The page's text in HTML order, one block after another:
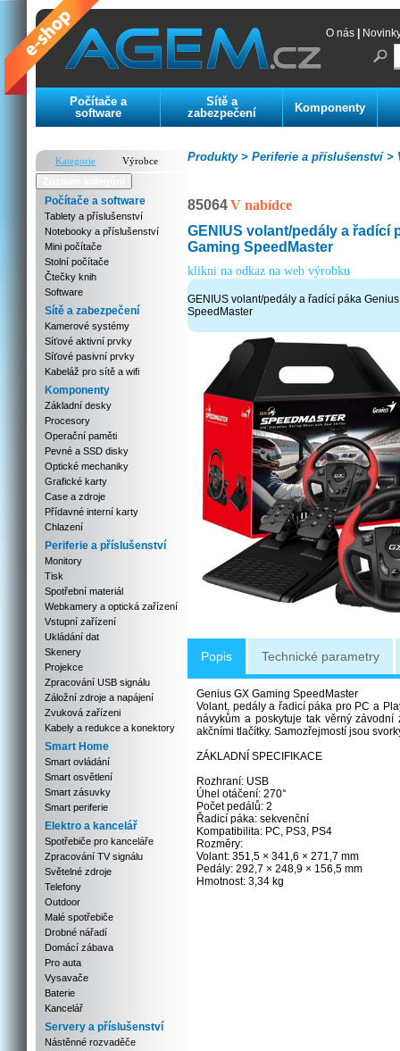
O nás
Počítače a
software
Sítě a
zabezpečení
Komponenty
Kategorie
Výrobce
Počítače a software
Tablety a příslušenství
Notebooky a příslušenství
Mini počítače
Stolní počítače
Čtečky knih
Software
Sítě a zabezpečení
Kamerové systémy
Síťové aktivní prvky
Síťové pasivní prvky
Kabeláž pro sítě a wifi
Komponenty
Základní desky
Procesory
Operační paměti
Pevné a SSD disky
Optické mechaniky
Grafické karty
Case a zdroje
Přídavné interní karty
Chlazení
Periferie a příslušenství
Monitory
Tisk
Spotřební materiál
Webkamery a optická zařízení
Vstupní zařízení
Ukládání dat
Skenery
Projekce
Zpracování USB signálu
Záložní zdroje a napájení
Zvuková zařízeni
Kabely a redukce a konektory
Smart Home
Smart ovládání
Smart osvětlení
Smart zásuvky
Smart periferie
Elektro a kancelář
Spotřebiče pro kanceláře
Zpracování TV signálu
Světelné zdroje
Telefony
Outdoor
Malé spotřebiče
Drobné nářadí
Domácí zábava
Pro auta
Vysavače
Baterie
Kancelář
Servery a příslušenství
Nástěnné rozvaděče
Periferie a příslušenství >
Produkty >
85064V nabídce
GENIUS volant/pedály a řadící
Gaming SpeedMaster
klikni na odkaz na web výrobku
GENIUS volant/pedály a řadící páka
SpeedMaster
Popis Technické parametry
Genius GX Gaming SpeedMaster
Volant, pedály a řadicí páka pro PC a
návykům a poskytuje tak věrný
akčními tlačítky. Samozřejmostí jsou
ZÁKLADNÍ SPECIFIKACE
Rozhraní: USB
Úhel otáčení: 270°
Počet pedálů: 2
Řadicí páka: sekvenční
Kompatibilita: PC, PS3, PS4
Rozměry:
Volant: 351,5 × 341,6 × 271,7 mm
Pedály: 292,7 × 248,9 × 156,5 mm
Hmotnost: 3,34 kg